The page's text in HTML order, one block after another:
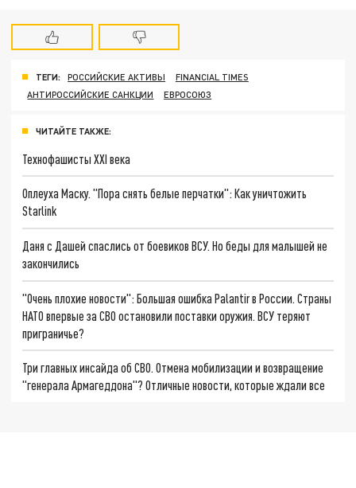
ТЕГИ: РОССИЙСКИЕ АКТИВЫ
FINANCIAL TIMES
АНТИРОССИЙСКИЕ САНКЦИИ
ЕВРОСОЮЗ
ЧИТАЙТЕ ТАКЖЕ:
Технофашисты XXI века
Оплеуха Маску. "Пора снять белые перчатки": Как уничтожить
Starlink
Даня с Дашей спаслись от боевиков ВСУ. Но беды для малышей не
закончились
"Очень плохие новости": Большая ошибка Palantir в России. Страны
НАТО впервые за СВО остановили поставки оружия. ВСУ теряют
приграничье?
Три главных инсайда об СВО. Отмена мобилизации и возвращение
"генерала Армагеддона"? Отличные новости, которые ждали все